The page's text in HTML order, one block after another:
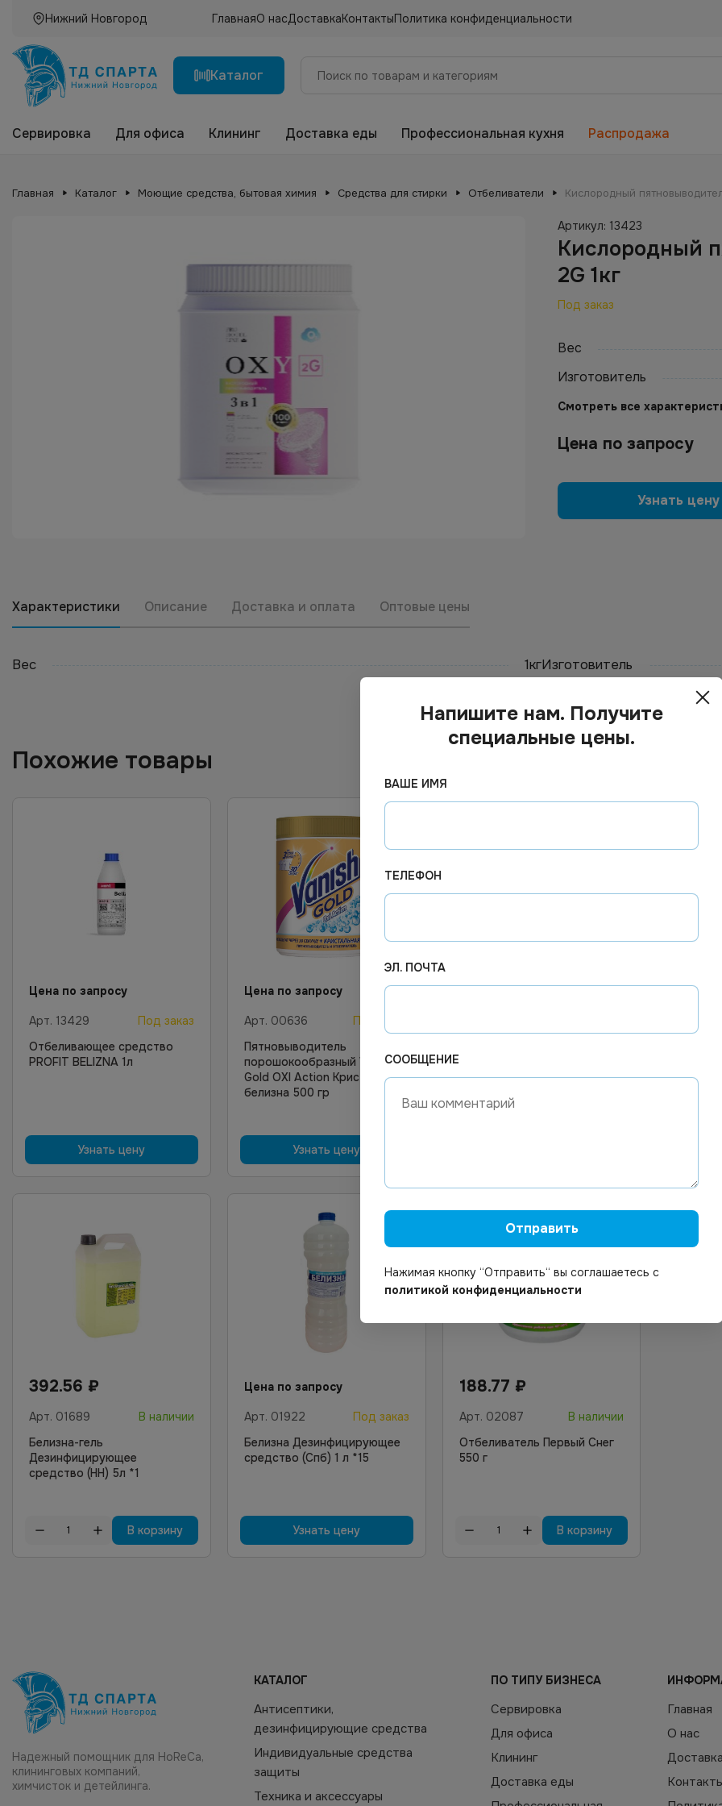
Нижний Новгород ГлавнаяО насДоставкаКонтактыПолитика конфиденциальности
Каталог
Сервировка Для офиса Клининг Доставка еды Профессиональная кухня Распродажа
Главная Каталог Моющие средства, бытовая химия Средства для стирки Отбеливатели Кислородный
Артикул: 13423
Кислородный
2G 1кг
Под заказ
Вес
Изготовитель
Смотреть все
Цена по запросу
Узнать цену
Характеристики Описание Доставка и оплата Оптовые цены
Вес 1кгИзготовитель
Похожие товары
Цена по запросу
Арт. 13429
Под заказ
Отбеливающее средство
PROFIT BELIZNA 1л
Узнать цену
Цена по запросу
Арт. 00636
Под заказ
Пятновыводитель
порошокообразный Vanish
Gold OXI Action Кристальная
белизна 500 гр
Узнать цену
238.71₽ Цена
392.56 ₽
Арт. 01689
В наличии
Белизна-гель
Дезинфицирующее
средство (НН) 5л *1
В корзину
Цена по запросу
Арт. 01922
Под заказ
Белизна Дезинфицирующее
средство (Спб) 1 л *15
Узнать цену
188.77 ₽
Арт. 02087
В наличии
Отбеливатель Первый Снег
550 г
В корзину
Надежный помощник для HoReCa,
клининговых компаний,
химчисток и детейлинга.
КАТАЛОГ
Антисептики,
дезинфицирующие средства
Индивидуальные средства
защиты
Техника и аксессуары
ПО ТИПУ БИЗНЕСА
Сервировка
Для офиса
Клининг
Доставка еды
Главная
О нас
Доставка
Напишите нам. Получите
специальные цены.
ВАШЕ ИМЯ
ТЕЛЕФОН
ЭЛ. ПОЧТА
СООБЩЕНИЕ
Отправить
Нажимая кнопку “Отправить“ вы соглашаетесь с
политикой конфиденциальности